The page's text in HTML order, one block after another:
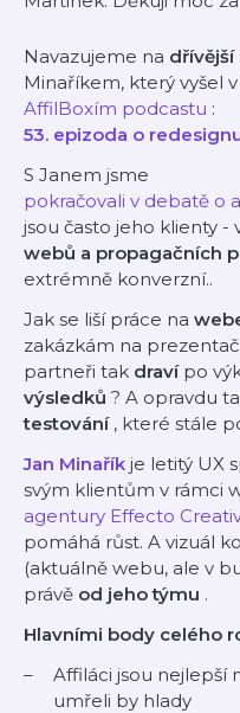
Navazujeme na dřívější
Minaříkem, který vyšel
AffilBoxím podcastu :
53. epizoda o
S Janem jsme
pokračovali v debatě o
jsou často jeho klienty -
webů a propagačních
extrémně konverzní..
Jak se liší práce na
zakázkám na
partneři tak draví po
výsledků ? A opravdu
testování , které stále
Jan Minařík je letitý UX
svým klientům v rámci
agentury Effecto
pomáhá růst. A vizuál
(aktuálně webu, ale v
právě od jeho týmu .
Hlavními body celého
Affiláci jsou nejlepší
umřeli by hlady